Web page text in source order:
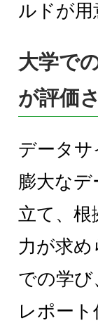
ルドが用
大学で
が評価
データサ
膨大なデ
立て、根
力が求
での学び
レポー